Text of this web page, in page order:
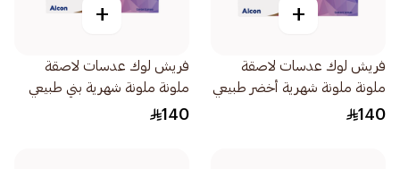
+
فريش لوك عدسات لاصقة
ملونة ملونة شهرية أخضر طبيعي
1قطعة
140
+
فريش لوك عدسات لاصقة
ملونة ملونة شهرية بني طبيعي
1قطعة
140